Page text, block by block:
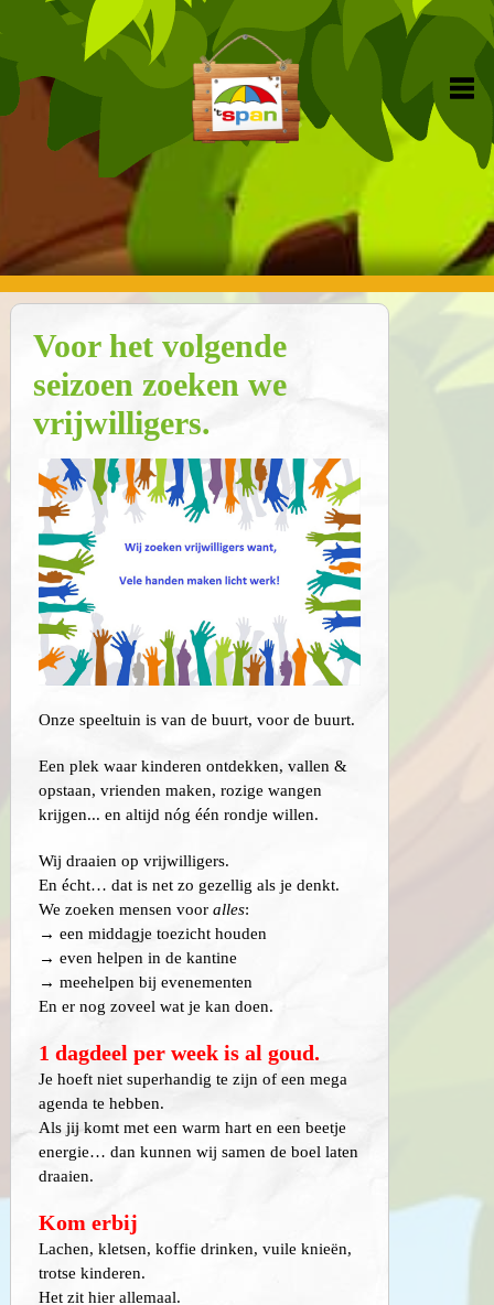
Voor het volgende
seizoen zoeken we
vrijwilligers.
Onze speeltuin is van de buurt, voor de buurt.
Een plek waar kinderen ontdekken, vallen &
opstaan, vrienden maken, rozige wangen
krijgen... en altijd nóg één rondje willen.
Wij draaien op vrijwilligers.
En écht… dat is net zo gezellig als je denkt.
We zoeken mensen voor alles:
→ een middagje toezicht houden
→ even helpen in de kantine
→ meehelpen bij evenementen
En er nog zoveel wat je kan doen.
1 dagdeel per week is al goud.
Je hoeft niet superhandig te zijn of een mega
agenda te hebben.
Als jij komt met een warm hart en een beetje
energie… dan kunnen wij samen de boel laten
draaien.
Kom erbij
Lachen, kletsen, koffie drinken, vuile knieën,
trotse kinderen.
Het zit hier allemaal.